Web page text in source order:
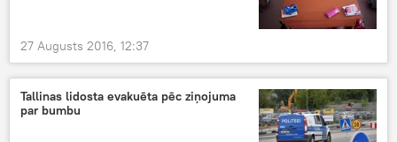
27 Augusts 2016, 12:37
Tallinas lidosta evakuēta pēc ziņojuma
par bumbu